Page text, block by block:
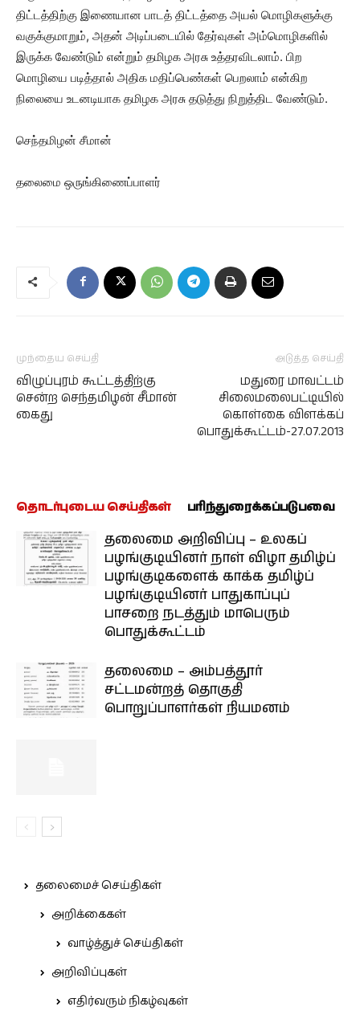
திட்டத்திற்கு இணையான பாடத் திட்டத்தை அயல் மொழிகளுக்கு
வகுக்குமாறும், அதன் அடிப்படையில் தேர்வுகள் அம்மொழிகளில்
இருக்க வேண்டும் என்றும் தமிழக அரசு உத்தரவிடலாம். பிற
மொழியை படித்தால் அதிக மதிப்பெண்கள் பெறலாம் என்கிற
நிலையை உடனடியாக தமிழக அரசு தடுத்து நிறுத்திட வேண்டும்.
செந்தமிழன் சீமான்
தலைமை ஒருங்கிணைப்பாளர்
முந்தைய செய்தி
விழுப்புரம் கூட்டத்திற்கு
சென்ற செந்தமிழன் சீமான்
கைது
அடுத்த செய்தி
மதுரை மாவட்டம்
சிலைமலைபட்டியில்
கொள்கை விளக்கப்
பொதுக்கூட்டம்-27.07.2013
தொடர்புடைய செய்திகள் பரிந்துரைக்கப்படுபவை
தலைமை அறிவிப்பு – உலகப்
பழங்குடியினர் நாள் விழா தமிழ்ப்
பழங்குடிகளைக் காக்க தமிழ்ப்
பழங்குடியினர் பாதுகாப்புப்
பாசறை நடத்தும் மாபெரும்
பொதுக்கூட்டம்
தலைமை – அம்பத்தூர்
சட்டமன்றத் தொகுதி
பொறுப்பாளர்கள் நியமனம்
தலைமைச் செய்திகள்
அறிக்கைகள்
வாழ்த்துச் செய்திகள்
அறிவிப்புகள்
எதிர்வரும் நிகழ்வுகள்